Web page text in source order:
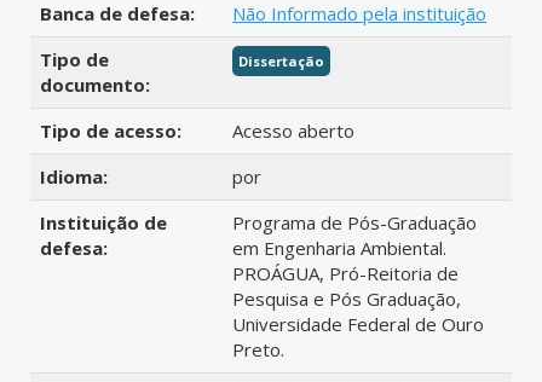
Banca de defesa:
Não Informado pela instituição
Tipo de
documento:
Dissertação
Tipo de acesso:
Acesso aberto
Idioma:
por
Instituição de
defesa:
Programa de Pós-Graduação
em Engenharia Ambiental.
PROÁGUA, Pró-Reitoria de
Pesquisa e Pós Graduação,
Universidade Federal de Ouro
Preto.